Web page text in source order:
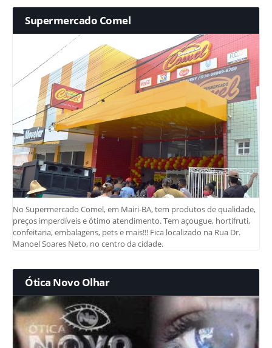
Supermercado Comel
No Supermercado Comel, em Mairi-BA, tem produtos de qualidade,
preços imperdíveis e ótimo atendimento. Tem açougue, hortifruti,
confeitaria, embalagens, pets e mais!!! Fica localizado na Rua Dr.
Manoel Soares Neto, no centro da cidade.
Ótica Novo Olhar